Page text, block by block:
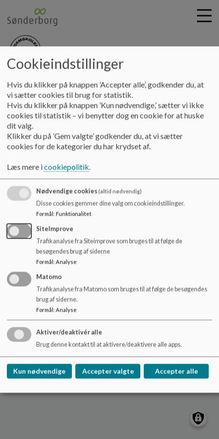
i
nydamskolen
Skolebestyrelsen Referater 24-25 Referat 2025.06.17
Referat 2025.06.17
Referat fra bestyrelsesmødet juni 2025
Dokumenter
Referat 2025.06.17.pdf
Nydamskolen
Skolevej 21, V. Sottrup
nydamskolen@sonderborg.dk
88724391
/tilgaengelighedserklaering
Sitemap
Cookie politik
Cookieindstillinger
Hvis du klikker på knappen ’Accepter alle’, godkender du, at
vi sætter cookies til brug for statistik.
Hvis du klikker på knappen ’Kun nødvendige,’ sætter vi ikke
cookies til statistik – vi benytter dog en cookie for at huske
dit valg.
Klikker du på ’Gem valgte’ godkender du, at vi sætter
cookies for de kategorier du har krydset af.
Læs mere icookiepolitik.
Nødvendige cookies(altid nødvendig)
Disse cookies gemmer dine valg om cookieindstillinger.
Formål: Funktionalitet
SiteImprove
Trafikanalyse fra Siteimprove som bruges til at følge de
besøgendes brug af siderne
Formål: Analyse
Matomo
Trafikanalyse fra Matomo som bruges til at følge de besøgendes
brug af siderne.
Formål: Analyse
Aktiver/deaktivér alle
Brug denne kontakt til at aktivere/deaktivere alle apps.
Kun nødvendige Accepter valgte Accepter alle